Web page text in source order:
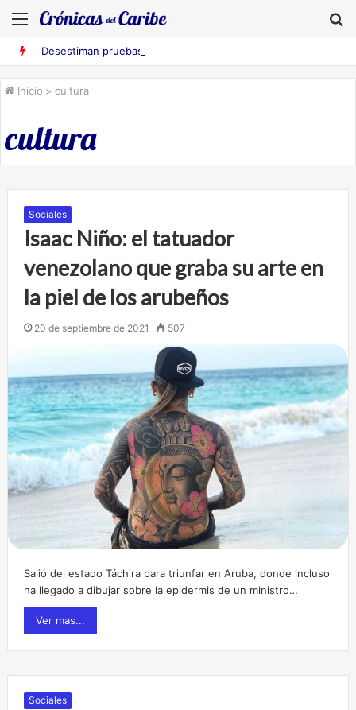
Menú
Inicio > cultura
cultura
Sociales
Isaac Niño: el tatuador
venezolano que graba su arte en
la piel de los arubeños
20 de septiembre de 2021 507
Salió del estado Táchira para triunfar en Aruba, donde incluso
ha llegado a dibujar sobre la epidermis de un ministro…
Ver mas...
Sociales